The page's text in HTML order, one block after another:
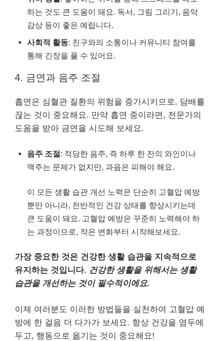
하는 것도 큰 도움이 돼요. 독서, 그림 그리기, 음악
감상 등이 좋은 예랍니다.
사회적 활동: 친구와의 소통이나 커뮤니티 참여를
통해 긴장을 풀 수 있어요.
4. 금연과 음주 조절
흡연은 심혈관 질환의 위험을 증가시키므로, 담배를
끊는 것이 중요해요. 만약 흡연 중이라면, 전문가의
도움을 받아 금연을 시도해 보세요.
음주 조절: 적당한 음주, 즉 하루 한 잔의 와인이나
맥주는 문제가 없지만, 과음은 피해야 해요.
이 모든 생활 습관 개선 노력은 단순히 고혈압 예방
뿐만 아니라, 전반적인 건강 상태를 향상시키는데
큰 도움이 돼요. 고혈압 예방은 꾸준히 노력해야 하
는 과정이므로, 작은 변화부터 시작해보세요.
가장 중요한 것은 건강한 생활 습관을 지속적으로
유지하는 것입니다. 건강한 생활을 위해서는 생활
습관을 개선하는 것이 필수적이에요.
이제 여러분도 이러한 방법들을 실천하여 고혈압 예
방에 한 걸음 더 다가가 보세요. 항상 건강을 염두에
두고, 행동으로 옮기는 것이 중요해요!